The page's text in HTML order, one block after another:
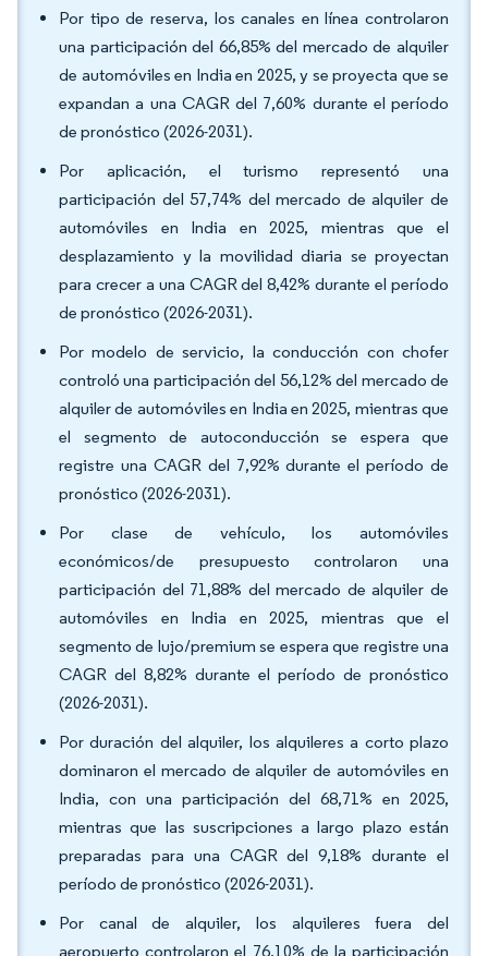
Por tipo de reserva, los canales en línea controlaron
una participación del 66,85% del mercado de alquiler
de automóviles en India en 2025, y se proyecta que se
expandan a una CAGR del 7,60% durante el período
de pronóstico (2026-2031).
Por aplicación, el turismo representó una
participación del 57,74% del mercado de alquiler de
automóviles en India en 2025, mientras que el
desplazamiento y la movilidad diaria se proyectan
para crecer a una CAGR del 8,42% durante el período
de pronóstico (2026-2031).
Por modelo de servicio, la conducción con chofer
controló una participación del 56,12% del mercado de
alquiler de automóviles en India en 2025, mientras que
el segmento de autoconducción se espera que
registre una CAGR del 7,92% durante el período de
pronóstico (2026-2031).
Por clase de vehículo, los automóviles
económicos/de presupuesto controlaron una
participación del 71,88% del mercado de alquiler de
automóviles en India en 2025, mientras que el
segmento de lujo/premium se espera que registre una
CAGR del 8,82% durante el período de pronóstico
(2026-2031).
Por duración del alquiler, los alquileres a corto plazo
dominaron el mercado de alquiler de automóviles en
India, con una participación del 68,71% en 2025,
mientras que las suscripciones a largo plazo están
preparadas para una CAGR del 9,18% durante el
período de pronóstico (2026-2031).
Por canal de alquiler, los alquileres fuera del
aeropuerto controlaron el 76,10% de la participación